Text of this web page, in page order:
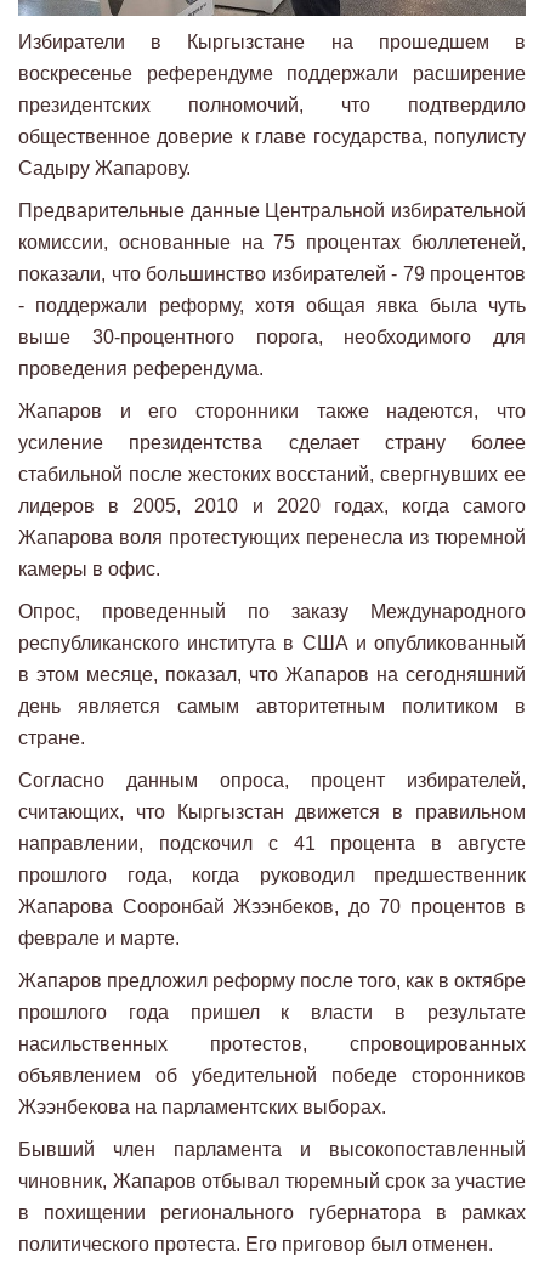
Избиратели в Кыргызстане на прошедшем в
воскресенье референдуме поддержали расширение
президентских полномочий, что подтвердило
общественное доверие к главе государства, популисту
Садыру Жапарову.
Предварительные данные Центральной избирательной
комиссии, основанные на 75 процентах бюллетеней,
показали, что большинство избирателей - 79 процентов
- поддержали реформу, хотя общая явка была чуть
выше 30-процентного порога, необходимого для
проведения референдума.
Жапаров и его сторонники также надеются, что
усиление президентства сделает страну более
стабильной после жестоких восстаний, свергнувших ее
лидеров в 2005, 2010 и 2020 годах, когда самого
Жапарова воля протестующих перенесла из тюремной
камеры в офис.
Опрос, проведенный по заказу Международного
республиканского института в США и опубликованный
в этом месяце, показал, что Жапаров на сегодняшний
день является самым авторитетным политиком в
стране.
Согласно данным опроса, процент избирателей,
считающих, что Кыргызстан движется в правильном
направлении, подскочил с 41 процента в августе
прошлого года, когда руководил предшественник
Жапарова Сооронбай Жээнбеков, до 70 процентов в
феврале и марте.
Жапаров предложил реформу после того, как в октябре
прошлого года пришел к власти в результате
насильственных протестов, спровоцированных
объявлением об убедительной победе сторонников
Жээнбекова на парламентских выборах.
Бывший член парламента и высокопоставленный
чиновник, Жапаров отбывал тюремный срок за участие
в похищении регионального губернатора в рамках
политического протеста. Его приговор был отменен.